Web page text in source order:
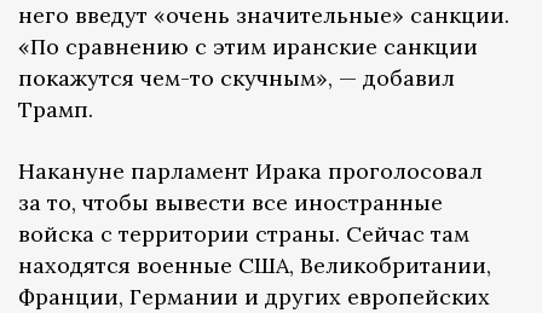
него введут «очень значительные» санкции.
«По сравнению с этим иранские санкции
покажутся чем-то скучным», — добавил
Трамп.
Накануне парламент Ирака проголосовал
за то, чтобы вывести все иностранные
войска с территории страны. Сейчас там
находятся военные США, Великобритании,
Франции, Германии и других европейских